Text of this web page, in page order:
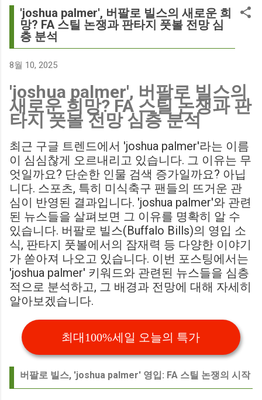
다음과 같습니다. The 9 players set to miss Southampton v
Birmingham City ft £7m striker Damion Downs : 사우스햄튼과
버밍엄 시티 경기에서 총 9명의 선수가 결장할 예정이며, 특히
700만 파운드 스트라이커 데미언 다운스의 결장은 사우스햄튼
에게 큰 타격이 될 것으로 보입니다. Southampton vs
Match : 경기 당일 실시간 스코어 업데이트를 제공하는 뉴스로,
팬들의 높은 관심도를 반영합니다. Chris Davies: Birmingham
City boss says his side have to try to "be themselves" away
에서 팀 고유의 색깔을 유지하는 것이 중요하다고 강조했습니
다. ...
'joshua palmer', 버팔로 빌스의 새로운 희
망? FA 스틸 논쟁과 판타지 풋볼 전망 심
층 분석
8월 10, 2025
'joshua palmer', 버팔로 빌스의
새로운 희망? FA 스틸 논쟁과 판
타지 풋볼 전망 심층 분석
최근 구글 트렌드에서 'joshua palmer'라는 이름
이 심심찮게 오르내리고 있습니다. 그 이유는 무
엇일까요? 단순한 인물 검색 증가일까요? 아닙
니다. 스포츠, 특히 미식축구 팬들의 뜨거운 관
심이 반영된 결과입니다. 'joshua palmer'와 관련
된 뉴스들을 살펴보면 그 이유를 명확히 알 수
있습니다. 버팔로 빌스(Buffalo Bills)의 영입 소
식, 판타지 풋볼에서의 잠재력 등 다양한 이야기
가 쏟아져 나오고 있습니다. 이번 포스팅에서는
'joshua palmer' 키워드와 관련된 뉴스들을 심층
적으로 분석하고, 그 배경과 전망에 대해 자세히
알아보겠습니다.
최대100%세일 오늘의 특가
버팔로 빌스, 'joshua palmer' 영입: FA 스틸 논쟁의 시작